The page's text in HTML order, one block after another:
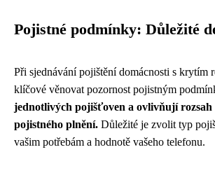
Pojistné podmínky: Důležité
Při sjednávání pojištění domácnosti s krytím
klíčové věnovat pozornost pojistným
jednotlivých pojišťoven a ovlivňují
pojistného plnění. Důležité je zvolit typ
vašim potřebám a hodnotě vašeho telefonu.